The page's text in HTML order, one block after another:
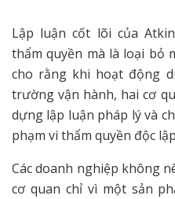
Lập luận cốt lõi của
thẩm quyền mà là loại bỏ
cho rằng khi hoạt động
trường vận hành, hai cơ
dựng lập luận pháp lý và
phạm vi thẩm quyền độc
Các doanh nghiệp không
cơ quan chỉ vì một sản